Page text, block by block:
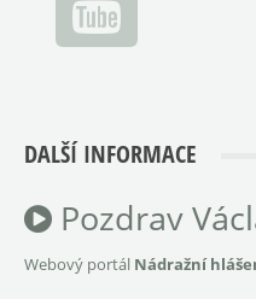
DALŠÍ INFORMACE
Pozdrav
Webový portál Nádražní